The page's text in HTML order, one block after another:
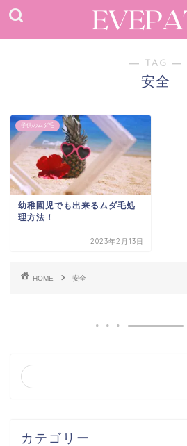
― TAG ―
安全
子供のムダ毛
幼稚園児でも出来るムダ毛処
理方法！
2023年2月13日
HOME 安全
カテゴリー